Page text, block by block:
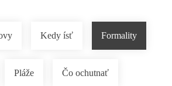
Kedy ísť Formality
Pláže Čo ochutnať